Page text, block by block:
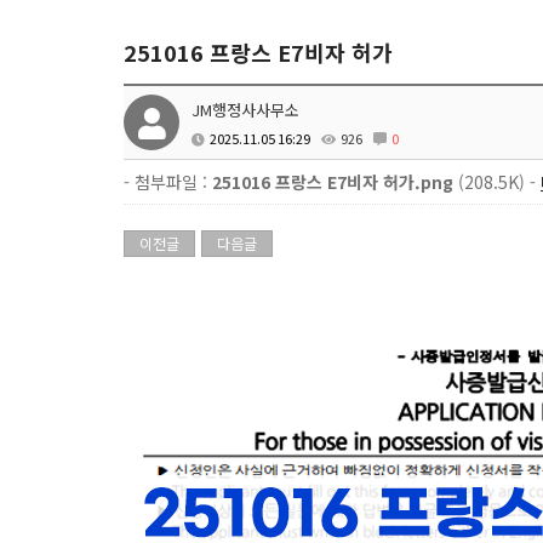
251016 프랑스 E7비자 허가
JM행정사사무소
2025.11.05 16:29 926 0
- 첨부파일 : 251016 프랑스 E7비자 허가.png (208.5K) -
이전글 다음글